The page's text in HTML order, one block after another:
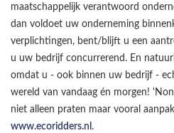
maatschappelijk verantwoord
dan voldoet uw onderneming
verplichtingen, bent/blijft u een
u uw bedrijf concurrerend. En
omdat u - ook binnen uw bedrijf -
wereld van vandaag én morgen!
niet alleen praten maar vooral
www.ecoridders.nl .